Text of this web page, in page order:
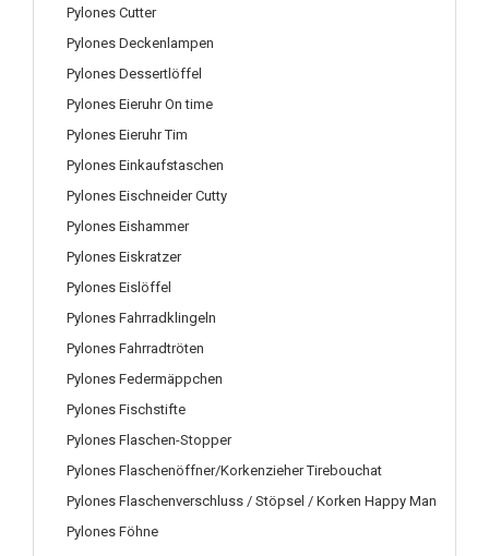
Pylones Cutter
Pylones Deckenlampen
Pylones Dessertlöffel
Pylones Eieruhr On time
Pylones Eieruhr Tim
Pylones Einkaufstaschen
Pylones Eischneider Cutty
Pylones Eishammer
Pylones Eiskratzer
Pylones Eislöffel
Pylones Fahrradklingeln
Pylones Fahrradtröten
Pylones Federmäppchen
Pylones Fischstifte
Pylones Flaschen-Stopper
Pylones Flaschenöffner/Korkenzieher Tirebouchat
Pylones Flaschenverschluss / Stöpsel / Korken Happy Man
Pylones Föhne